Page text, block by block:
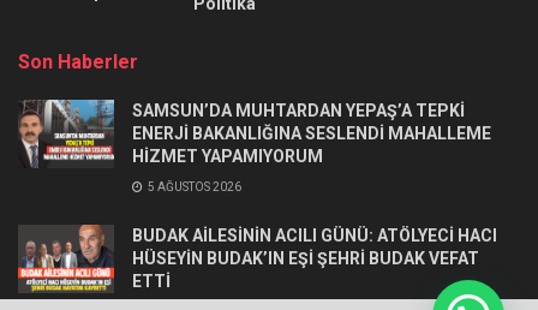
Son Haberler
SAMSUN’DA MUHTARDAN YEPAŞ’A TEPKİ
ENERJİ BAKANLIĞINA SESLENDİ MAHALLEME
HİZMET YAPAMIYORUM
5 AĞUSTOS 2026
BUDAK AİLESİNİN ACILI GÜNÜ: ATÖLYECİ HACI
HÜSEYİN BUDAK’IN EŞİ ŞEHRİ BUDAK VEFAT
ETTİ